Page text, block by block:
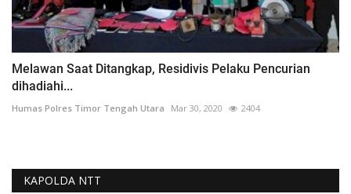
Melawan Saat Ditangkap, Residivis Pelaku Pencurian
dihadiahi...
Humas Polres Timor Tengah Utara Mar 30, 2020 2404
KAPOLDA NTT